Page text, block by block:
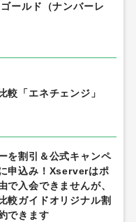
ールド（ナンバーレ
較「エネチェンジ」
を割引＆公式キャンペ
申込み！Xserverはポ
で入会できませんが、
較ガイドオリジナル割
できます